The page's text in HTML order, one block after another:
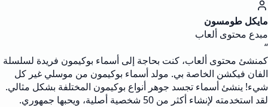
مايكل طومسون
مبدع محتوى ألعاب
“
كمنشئ محتوى ألعاب، كنت بحاجة إلى أسماء بوكيمون فريدة لسلسلة
الفان فيكشن الخاصة بي. مولد أسماء بوكيمون من موسلي غير كل
شيء! ينشئ أسماء تجسد جوهر أنواع بوكيمون المختلفة بشكل مثالي.
لقد استخدمته لإنشاء أكثر من 50 شخصية أصلية، ويحبها جمهوري.